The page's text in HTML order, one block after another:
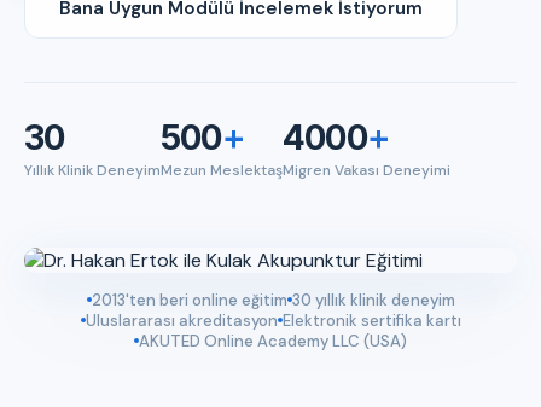
Bana Uygun Modülü İncelemek İstiyorum
30
Yıllık Klinik Deneyim
500+
Mezun Meslektaş
4000+
Migren Vakası Deneyimi
2013'ten beri online eğitim 30 yıllık klinik deneyim
Uluslararası akreditasyon Elektronik sertifika kartı
AKUTED Online Academy LLC (USA)